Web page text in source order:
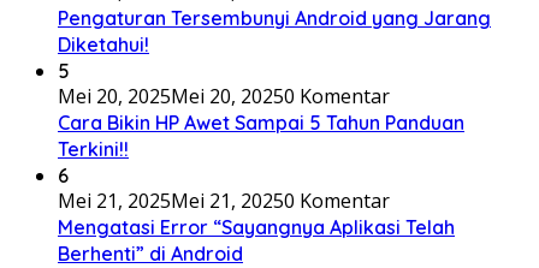
Pengaturan Tersembunyi Android yang Jarang
Diketahui!
5
Mei 20, 2025Mei 20, 20250 Komentar
Cara Bikin HP Awet Sampai 5 Tahun Panduan
Terkini!!
6
Mei 21, 2025Mei 21, 20250 Komentar
Mengatasi Error “Sayangnya Aplikasi Telah
Berhenti” di Android